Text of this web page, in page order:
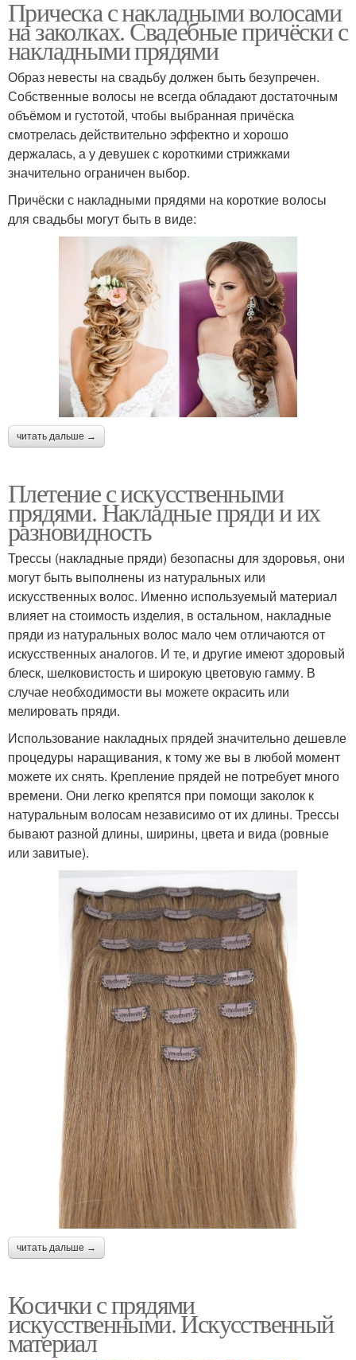
Прическа с накладными волосами
на заколках. Свадебные причёски с
накладными прядями
Образ невесты на свадьбу должен быть безупречен.
Собственные волосы не всегда обладают достаточным
объёмом и густотой, чтобы выбранная причёска
смотрелась действительно эффектно и хорошо
держалась, а у девушек с короткими стрижками
значительно ограничен выбор.
Причёски с накладными прядями на короткие волосы
для свадьбы могут быть в виде:
читать дальше →
Плетение с искусственными
прядями. Накладные пряди и их
разновидность
Трессы (накладные пряди) безопасны для здоровья, они
могут быть выполнены из натуральных или
искусственных волос. Именно используемый материал
влияет на стоимость изделия, в остальном, накладные
пряди из натуральных волос мало чем отличаются от
искусственных аналогов. И те, и другие имеют здоровый
блеск, шелковистость и широкую цветовую гамму. В
случае необходимости вы можете окрасить или
мелировать пряди.
Использование накладных прядей значительно дешевле
процедуры наращивания, к тому же вы в любой момент
можете их снять. Крепление прядей не потребует много
времени. Они легко крепятся при помощи заколок к
натуральным волосам независимо от их длины. Трессы
бывают разной длины, ширины, цвета и вида (ровные
или завитые).
читать дальше →
Косички с прядями
искусственными. Искусственный
материал